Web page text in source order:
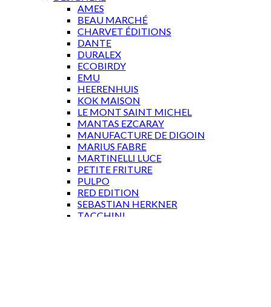
AMES
BEAU MARCHÉ
CHARVET ÉDITIONS
DANTE
DURALEX
ECOBIRDY
EMU
HEERENHUIS
KOK MAISON
LE MONT SAINT MICHEL
MANTAS EZCARAY
MANUFACTURE DE DIGOIN
MARIUS FABRE
MARTINELLI LUCE
PETITE FRITURE
PULPO
RED EDITION
SEBASTIAN HERKNER
TACCHINI